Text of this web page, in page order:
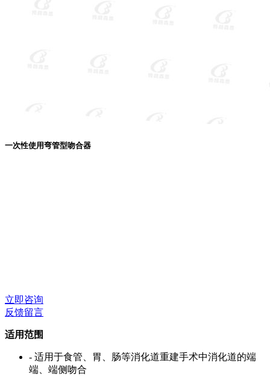
一次性使用弯管型吻合器
立即咨询
反馈留言
适用范围
- 适用于食管、胃、肠等消化道重建手术中消化道的端
端、端侧吻合